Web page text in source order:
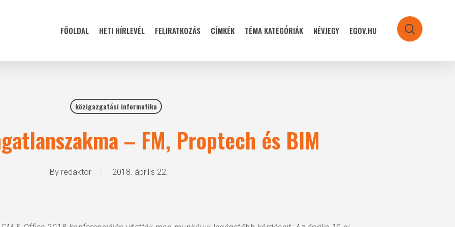
FŐOLDAL HETI HÍRLEVÉL FELIRATKOZÁS CÍMKÉK TÉMA KATEGÓRIÁK NÉVJEGY EGOV.HU search
közigazgatási informatika
– FM, Proptech és BIM
By redaktor 2018. április 22.